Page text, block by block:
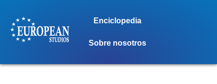
Enciclopedia
Sobre nosotros